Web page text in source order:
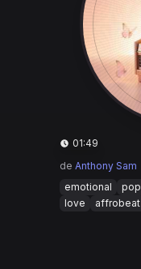
01:49
de Anthony Sam
emotional
pop
love
affrobeat